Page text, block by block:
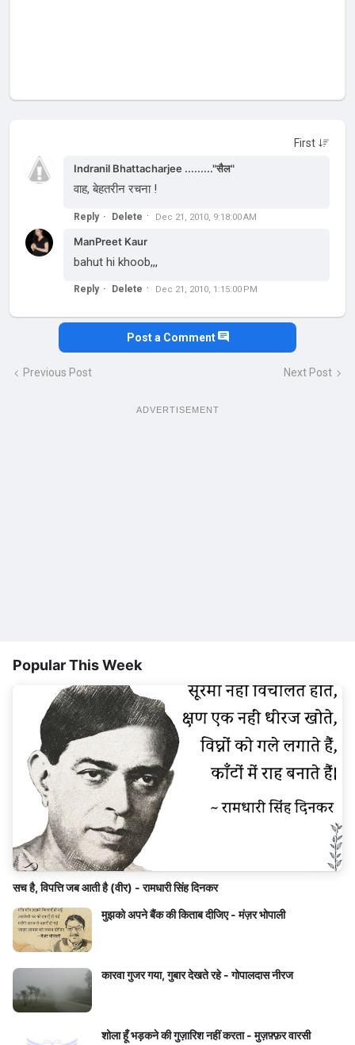
Indranil Bhattacharjee ........."सैल"
वाह, बेहतरीन रचना !
Reply Delete Dec 21, 2010, 9:18:00 AM
ManPreet Kaur
bahut hi khoob,,,
Reply Delete Dec 21, 2010, 1:15:00 PM
Post a Comment
Previous Post Next Post
ADVERTISEMENT
Popular This Week
सच है, विपत्ति जब आती है (वीर) - रामधारी सिंह दिनकर
मुझको अपने बैंक की किताब दीजिए - मंज़र भोपाली
कारवा गुजर गया, गुबार देखते रहे - गोपालदास नीरज
शोला हूँ भड़कने की गुज़ारिश नहीं करता - मुज़फ़्फ़र वारसी